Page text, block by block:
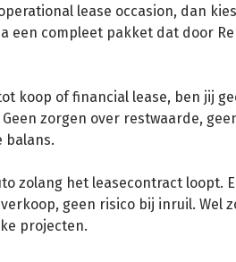
lease occasion, dan
een compleet pakket dat door
koop of financial lease, ben jij
zorgen over restwaarde,
balans.
zolang het leasecontract loopt.
geen risico bij inruil.
projecten.